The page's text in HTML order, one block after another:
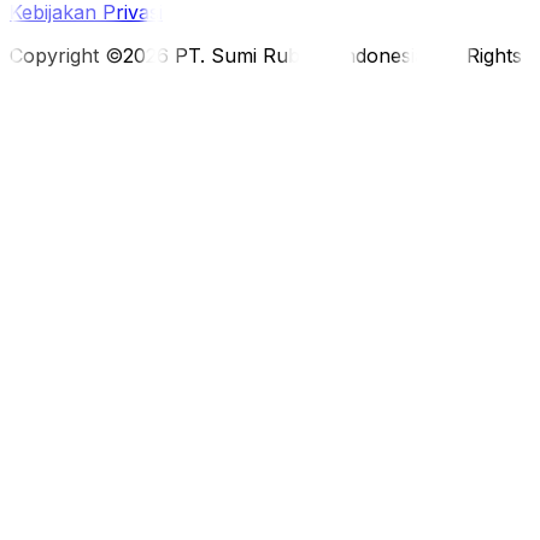
Kebijakan Privasi
Copyright ©2026 PT. Sumi Rubber Indonesia. All Rights